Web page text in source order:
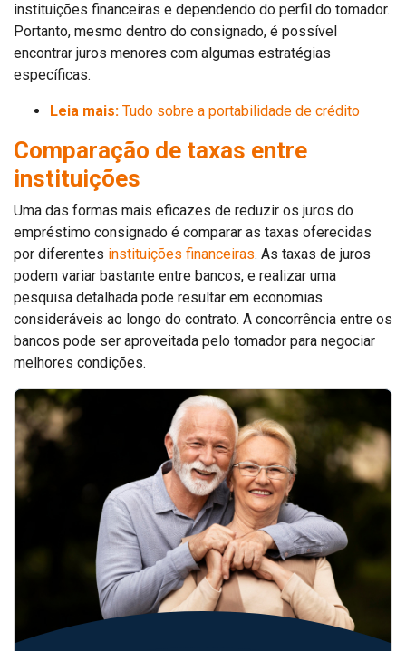
instituições financeiras e dependendo do perfil do tomador.
Portanto, mesmo dentro do consignado, é possível
encontrar juros menores com algumas estratégias
específicas.
Leia mais: Tudo sobre a portabilidade de crédito
Comparação de taxas entre
instituições
Uma das formas mais eficazes de reduzir os juros do
empréstimo consignado é comparar as taxas oferecidas
por diferentes instituições financeiras. As taxas de juros
podem variar bastante entre bancos, e realizar uma
pesquisa detalhada pode resultar em economias
consideráveis ao longo do contrato. A concorrência entre os
bancos pode ser aproveitada pelo tomador para negociar
melhores condições.